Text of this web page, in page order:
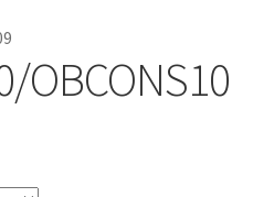
OBCONS10